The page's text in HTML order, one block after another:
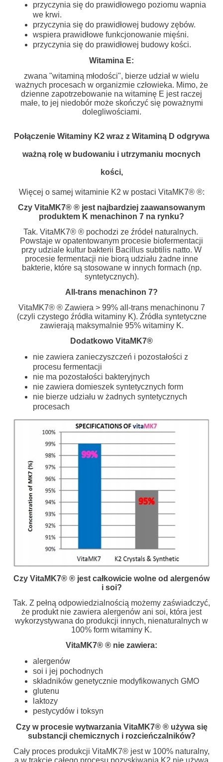
przyczynia się do prawidłowego poziomu wapnia
we krwi.
przyczynia się do prawidłowej budowy zębów.
wspiera prawidłowe funkcjonowanie mięśni.
przyczynia się do prawidłowej budowy kości.
Witamina E:
zwana "witaminą młodości", bierze udział w wielu
ważnych procesach w organizmie człowieka. Mimo, że
dzienne zapotrzebowanie na witaminę E jest raczej
małe, to jej niedobór może skończyć się poważnymi
dolegliwościami.
Połączenie Witaminy K2 wraz z Witaminą D odgrywa
ważną rolę w budowaniu i utrzymaniu mocnych
kości,
Więcej o samej witaminie K2 w postaci VitaMK7® ®:
Czy VitaMK7® ® jest najbardziej zaawansowanym
produktem K menachinon 7 na rynku?
Tak. VitaMK7® ® pochodzi ze źródeł naturalnych.
Powstaje w opatentowanym procesie biofermentacji
przy udziale kultur bakterii Bacillus subtilis natto. W
procesie fermentacji nie biorą udziału żadne inne
bakterie, które są stosowane w innych formach (np.
syntetycznych).
All-trans menachinon 7?
VitaMK7® ® Zawiera > 99% all-trans menachinonu 7
(czyli czystego źródła witaminy K). Źródła syntetyczne
zawierają maksymalnie 95% witaminy K.
Dodatkowo VitaMK7®
nie zawiera zanieczyszczeń i pozostałości z
procesu fermentacji
nie ma pozostałości bakteryjnych
nie zawiera domieszek syntetycznych form
nie bierze udziału w żadnych syntetycznych
procesach
Czy VitaMK7® ® jest całkowicie wolne od alergenów
i soi?
Tak. Z pełną odpowiedzialnością możemy zaświadczyć,
że produkt nie zawiera alergenów ani soi, która jest
wykorzystywana do produkcji innych, nienaturalnych w
100% form witaminy K.
VitaMK7® ® nie zawiera:
alergenów
soi i jej pochodnych
składników genetycznie modyfikowanych GMO
glutenu
laktozy
pestycydów i toksyn
Czy w procesie wytwarzania VitaMK7® ® używa się
substancji chemicznych i rozcieńczalników?
Cały proces produkcji VitaMK7® jest w 100% naturalny,
a w trakcie całego procesu pozyskiwania K2 nie używa